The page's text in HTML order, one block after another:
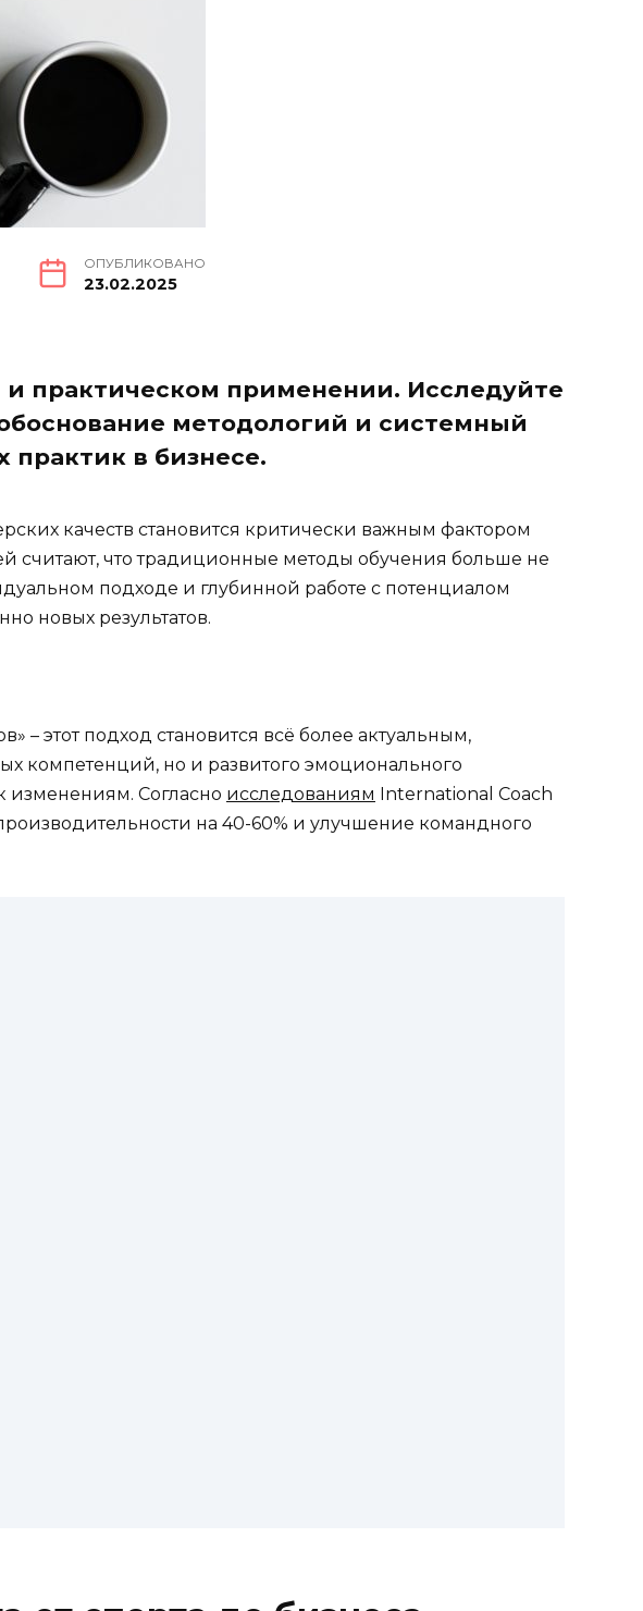
ОПУБЛИКОВАНО
23.02.2025
практическом применении. Исследуйте
методологий и системный
в бизнесе.
качеств становится критически важным фактором
считают, что традиционные методы обучения больше не
подходе и глубинной работе с потенциалом
новых результатов.
этот подход становится всё более актуальным,
компетенций, но и развитого эмоционального
изменениям. Согласно исследованиям International Coach
на 40-60% и улучшение командного